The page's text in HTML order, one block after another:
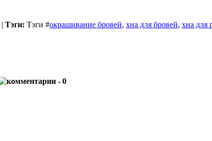
| Тэги: Тэги #окрашивание бровей, хна для бровей, хна для
- 0